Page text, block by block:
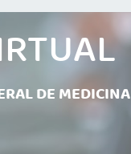
DE MEDICINA